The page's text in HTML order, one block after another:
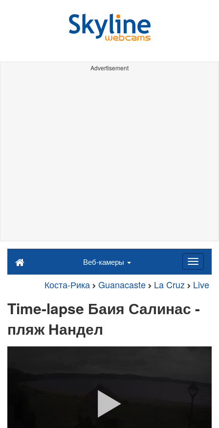
Advertisement
Веб-камеры
Коста-Рика Guanacaste La Cruz Live
Time-lapse Баия Салинас -
пляж Нандел